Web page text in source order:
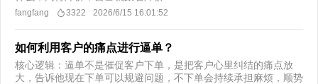
fangfang 3322 2026/6/15 16:01:52
如何利用客户的痛点进行逼单？
核心逻辑：逼单不是催促客户下单，是把客户心里纠结的痛点放
大，告诉他现在下单可以规避问题，不下单会持续承担麻烦，顺势